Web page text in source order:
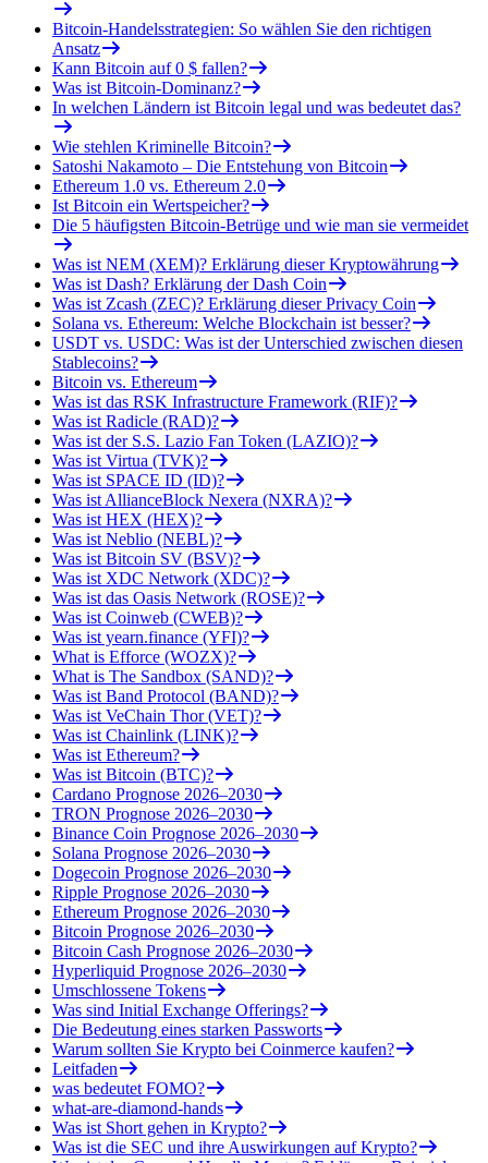
Bitcoin-Handelsstrategien: So wählen Sie den richtigen
Ansatz
Kann Bitcoin auf 0 $ fallen?
Was ist Bitcoin-Dominanz?
In welchen Ländern ist Bitcoin legal und was bedeutet das?
Wie stehlen Kriminelle Bitcoin?
Satoshi Nakamoto – Die Entstehung von Bitcoin
Ethereum 1.0 vs. Ethereum 2.0
Ist Bitcoin ein Wertspeicher?
Die 5 häufigsten Bitcoin-Betrüge und wie man sie vermeidet
Was ist NEM (XEM)? Erklärung dieser Kryptowährung
Was ist Dash? Erklärung der Dash Coin
Was ist Zcash (ZEC)? Erklärung dieser Privacy Coin
Solana vs. Ethereum: Welche Blockchain ist besser?
USDT vs. USDC: Was ist der Unterschied zwischen diesen
Stablecoins?
Bitcoin vs. Ethereum
Was ist das RSK Infrastructure Framework (RIF)?
Was ist Radicle (RAD)?
Was ist der S.S. Lazio Fan Token (LAZIO)?
Was ist Virtua (TVK)?
Was ist SPACE ID (ID)?
Was ist AllianceBlock Nexera (NXRA)?
Was ist HEX (HEX)?
Was ist Neblio (NEBL)?
Was ist Bitcoin SV (BSV)?
Was ist XDC Network (XDC)?
Was ist das Oasis Network (ROSE)?
Was ist Coinweb (CWEB)?
Was ist yearn.finance (YFI)?
What is Efforce (WOZX)?
What is The Sandbox (SAND)?
Was ist Band Protocol (BAND)?
Was ist VeChain Thor (VET)?
Was ist Chainlink (LINK)?
Was ist Ethereum?
Was ist Bitcoin (BTC)?
Cardano Prognose 2026–2030
TRON Prognose 2026–2030
Binance Coin Prognose 2026–2030
Solana Prognose 2026–2030
Dogecoin Prognose 2026–2030
Ripple Prognose 2026–2030
Ethereum Prognose 2026–2030
Bitcoin Prognose 2026–2030
Bitcoin Cash Prognose 2026–2030
Hyperliquid Prognose 2026–2030
Umschlossene Tokens
Was sind Initial Exchange Offerings?
Die Bedeutung eines starken Passworts
Warum sollten Sie Krypto bei Coinmerce kaufen?
Leitfaden
was bedeutet FOMO?
what-are-diamond-hands
Was ist Short gehen in Krypto?
Was ist die SEC und ihre Auswirkungen auf Krypto?